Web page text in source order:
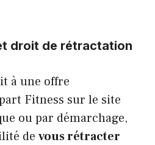
droit de rétractation
à une offre
Fitness sur le site
ou par démarchage,
de vous rétracter